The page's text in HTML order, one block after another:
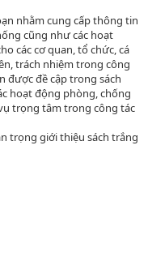
nhằm cung cấp thông tin
cũng như các hoạt
các cơ quan, tổ chức, cá
trách nhiệm trong công
được đề cập trong sách
hoạt động phòng, chống
trọng tâm trong công tác
trọng giới thiệu sách trắng